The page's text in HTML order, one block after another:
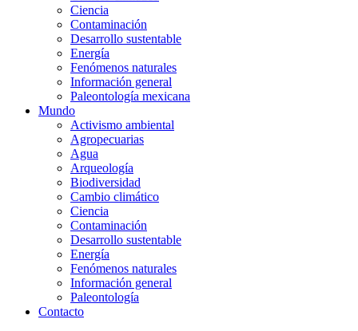
Ciencia
Contaminación
Desarrollo sustentable
Energía
Fenómenos naturales
Información general
Paleontología mexicana
Mundo
Activismo ambiental
Agropecuarias
Agua
Arqueología
Biodiversidad
Cambio climático
Ciencia
Contaminación
Desarrollo sustentable
Energía
Fenómenos naturales
Información general
Paleontología
Contacto